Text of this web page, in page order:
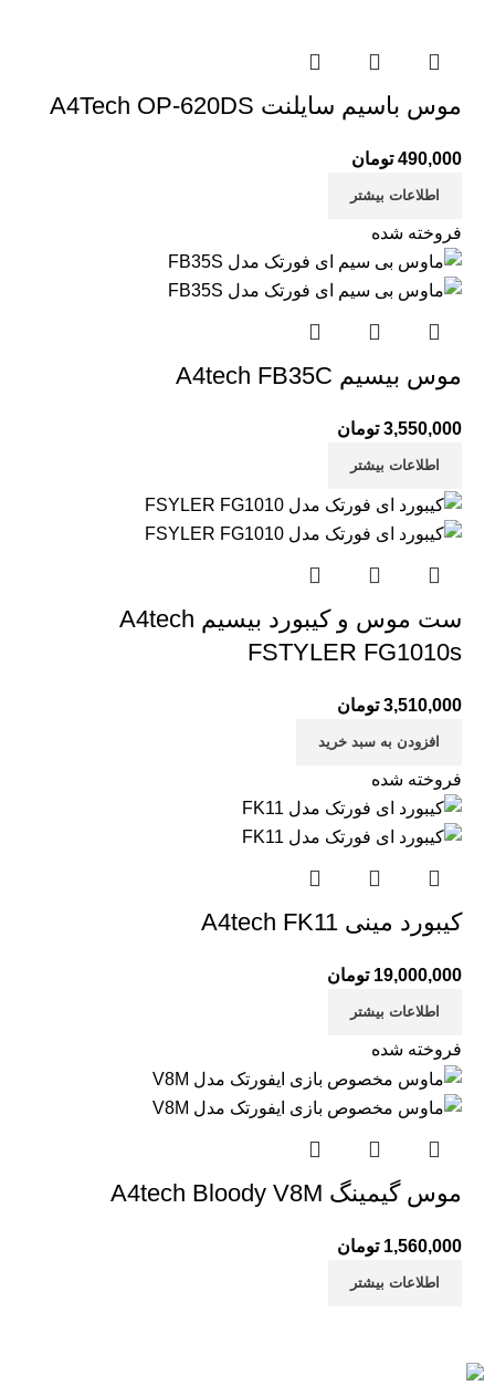
موس باسیم سایلنت A4Tech OP-620DS
490,000 تومان
اطلاعات بیشتر
فروخته شده
موس بیسیم A4tech FB35C
3,550,000 تومان
اطلاعات بیشتر
ست موس و کیبورد بیسیم A4tech
FSTYLER FG1010s
3,510,000 تومان
افزودن به سبد خرید
فروخته شده
کیبورد مینی A4tech FK11
19,000,000 تومان
اطلاعات بیشتر
فروخته شده
موس گیمینگ A4tech Bloody V8M
1,560,000 تومان
اطلاعات بیشتر